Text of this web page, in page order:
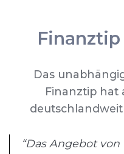
Das
Finanztip hat
deutschlandweit
“Das Angebot